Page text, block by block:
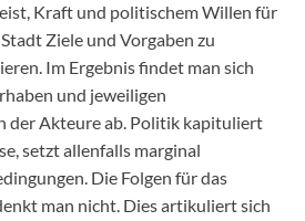
Kraft und politischem Willen für
Ziele und Vorgaben zu
Im Ergebnis findet man sich
und jeweiligen
der Akteure ab. Politik kapituliert
setzt allenfalls marginal
Die Folgen für das
man nicht. Dies artikuliert sich